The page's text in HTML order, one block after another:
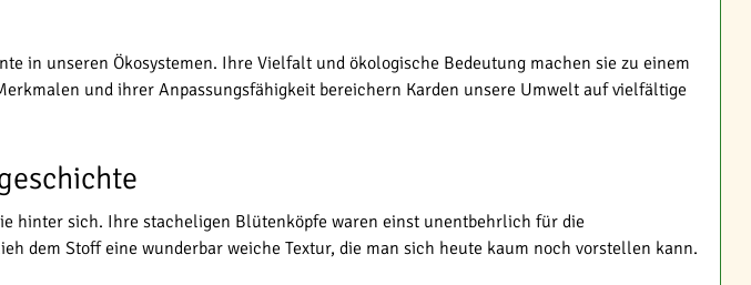
in unseren Ökosystemen. Ihre Vielfalt und ökologische Bedeutung machen sie zu einem
und ihrer Anpassungsfähigkeit bereichern Karden unsere Umwelt auf vielfältige
hinter sich. Ihre stacheligen Blütenköpfe waren einst unentbehrlich für die
dem Stoff eine wunderbar weiche Textur, die man sich heute kaum noch vorstellen kann.